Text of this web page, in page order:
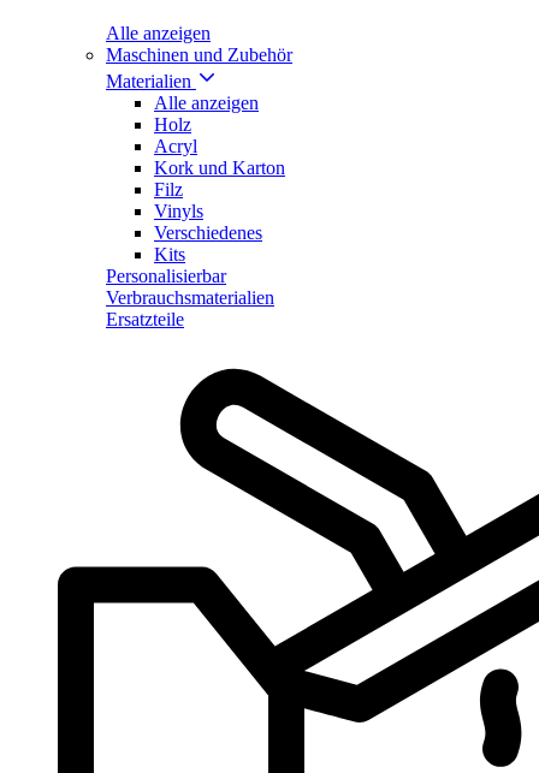
Alle anzeigen
Maschinen und Zubehör
Materialien
Alle anzeigen
Holz
Acryl
Kork und Karton
Filz
Vinyls
Verschiedenes
Kits
Personalisierbar
Verbrauchsmaterialien
Ersatzteile